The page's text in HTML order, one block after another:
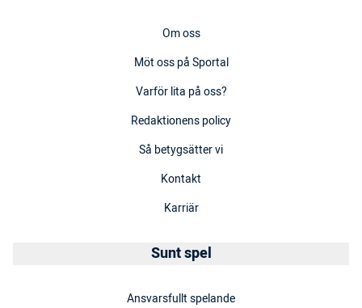
Om oss
Möt oss på Sportal
Varför lita på oss?
Redaktionens policy
Så betygsätter vi
Kontakt
Karriär
Sunt spel
Ansvarsfullt spelande